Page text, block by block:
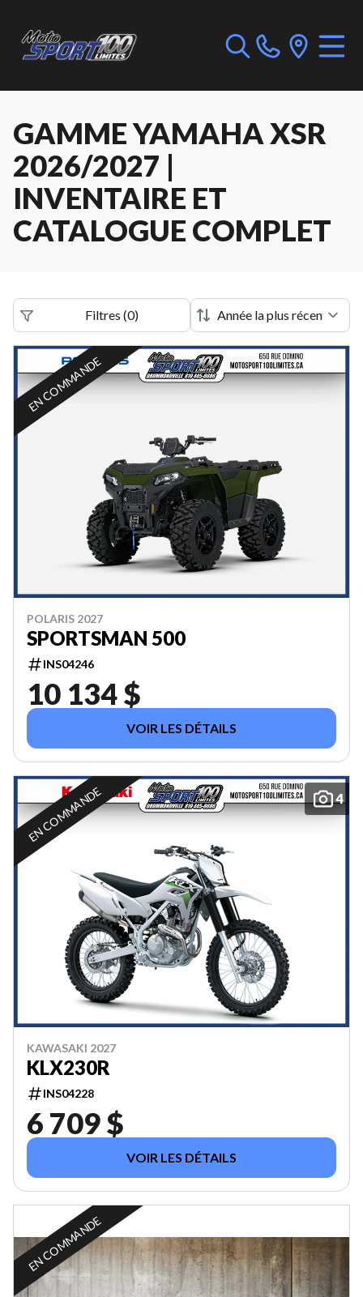
GAMME YAMAHA XSR
2026/2027 |
INVENTAIRE ET
CATALOGUE COMPLET
Filtres (0)
EN COMMANDE
POLARIS 2027
SPORTSMAN 500
INS04246
10 134 $
VOIR LES DÉTAILS
4
EN COMMANDE
KAWASAKI 2027
KLX230R
INS04228
6 709 $
VOIR LES DÉTAILS
EN COMMANDE